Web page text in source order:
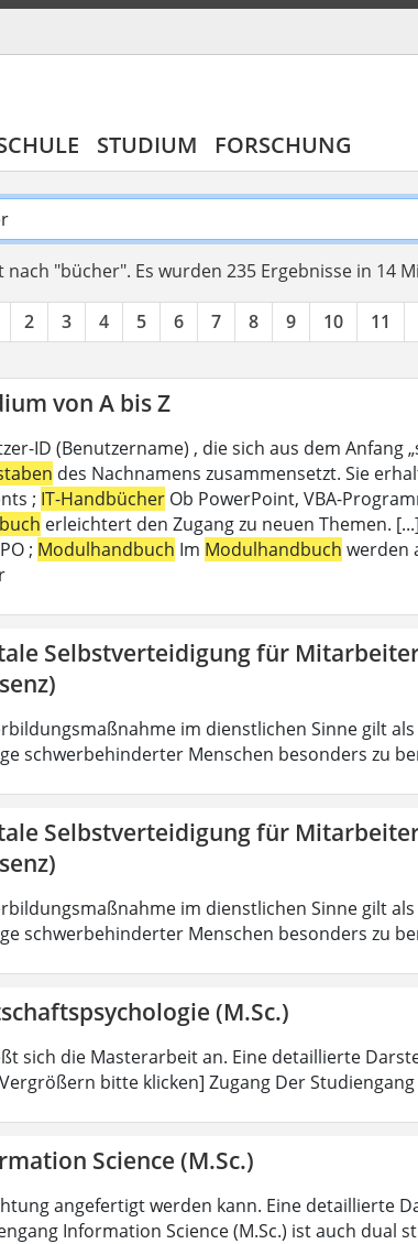
STUDIUM FORSCHUNG
nach "bücher". Es wurden 235 Ergebnisse in 14
2 3 4 5 6 7 8 9 10 11
von A bis Z
ID (Benutzername) , die sich aus dem Anfang
des Nachnamens zusammensetzt. Sie
; IT-Handbücher Ob PowerPoint, VBA-
erleichtert den Zugang zu neuen Themen.
; Modulhandbuch Im Modulhandbuch werden
Selbstverteidigung für
im dienstlichen Sinne gilt
schwerbehinderter Menschen besonders zu
Selbstverteidigung für
im dienstlichen Sinne gilt
schwerbehinderter Menschen besonders zu
(M.Sc.)
sich die Masterarbeit an. Eine detaillierte
bitte klicken] Zugang Der
Science (M.Sc.)
angefertigt werden kann. Eine detaillierte
Information Science (M.Sc.) ist auch dual